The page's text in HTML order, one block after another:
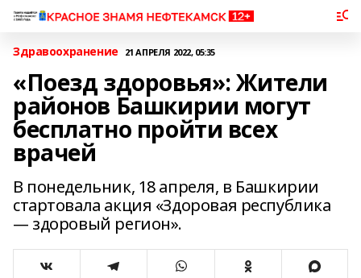
Здравоохранение 21 АПРЕЛЯ 2022, 05:35
«Поезд здоровья»: Жители
районов Башкирии могут
бесплатно пройти всех
врачей
В понедельник, 18 апреля, в Башкирии
стартовала акция «Здоровая республика
— здоровый регион».